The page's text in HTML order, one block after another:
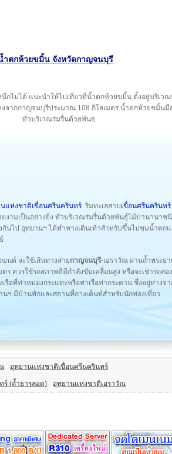
ำตกห้วยขมิ้น จังหวัดกาญจนบุรี
นึกไม่ได้ แนะนำให้ไปเที่ยวที่น้ำตกห้วยขมิ้น ตั้งอยู่บริเว
จากกาญจนบุรีประมาณ 108 กิโลเมตร น้ำตกห้วยขมิ้นมี
ทั่วบริเวณร่มรื่นด้วยพันธ
แห่งชาติเขื่อนศรีนครินทร์ ริมทะเลสาบเขื่อนศรีนครินทร์
งามเป็นอย่างยิ่ง ทั่วบริเวณร่มรื่นด้วยพันธุ์ไม้ป่านานาช
ไป อุทยานฯ ได้ทำทางเดินเท้าสำหรับขึ้นไปชมน้ำตกแ
นต์ จะใช้เส้นทางสายกาญจนบุรี-เอราวัณ ผ่านถ้ำพระธ
ร ควรใช้รถสภาพดีมีกำลังขับเคลื่อนสูง หรือจะเช่ารถสอ
เรือที่ท่าหม่องกระแทะหรือท่าเรือท่ากระดาน ซึ่งอยู่ห่างจ
ฯ มีบ้านพักและสถานที่กางเต็นท์สำหรับนักท่องเที่ยว
อุทยานแห่งชาติเขื่อนศรีนครินทร์
ร์ (ถ้ำธารลอด) อุทยานแห่งชาติเอราวัณ